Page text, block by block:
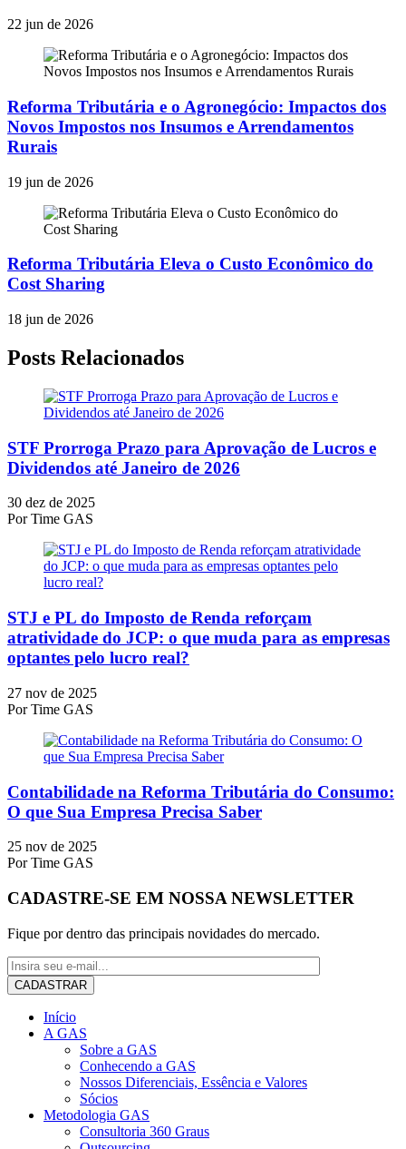
22 jun de 2026
Reforma Tributária e o Agronegócio: Impactos dos
Novos Impostos nos Insumos e Arrendamentos
Rurais
19 jun de 2026
Reforma Tributária Eleva o Custo Econômico do
Cost Sharing
18 jun de 2026
Posts Relacionados
STF Prorroga Prazo para Aprovação de Lucros e
Dividendos até Janeiro de 2026
30 dez de 2025
PorTime GAS
STJ e PL do Imposto de Renda reforçam
atratividade do JCP: o que muda para as empresas
optantes pelo lucro real?
27 nov de 2025
PorTime GAS
Contabilidade na Reforma Tributária do Consumo:
O que Sua Empresa Precisa Saber
25 nov de 2025
PorTime GAS
CADASTRE-SE EM NOSSA NEWSLETTER
Fique por dentro das principais novidades do mercado.
Início
A GAS
Sobre a GAS
Conhecendo a GAS
Nossos Diferenciais, Essência e Valores
Sócios
Metodologia GAS
Consultoria 360 Graus